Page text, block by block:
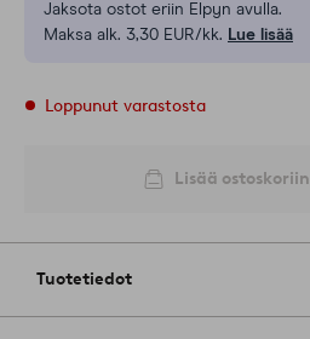
Jaksota ostot eriin Elpyn avulla.
Maksa alk. 3,30 EUR/kk. Lue lisää
Loppunut varastosta
Lisää ostoskoriin
Tuotetiedot